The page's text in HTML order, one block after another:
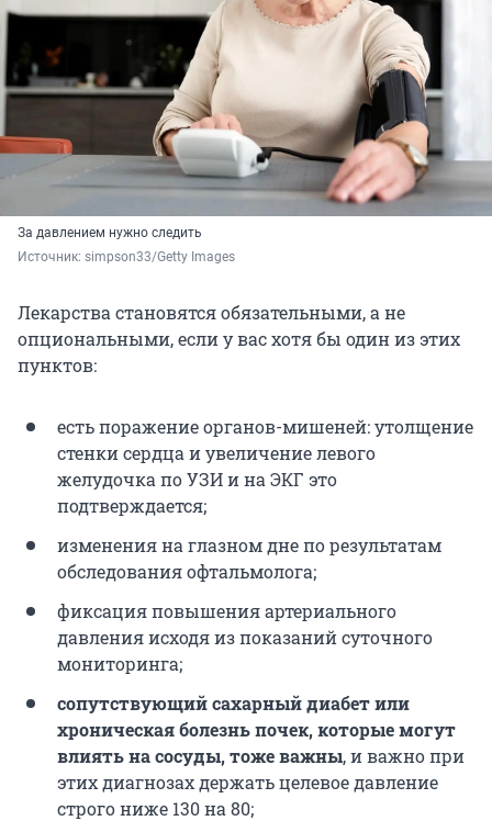
За давлением нужно следить
Источник: simpson33/Getty Images
Лекарства становятся обязательными, а не
опциональными, если у вас хотя бы один из этих
пунктов:
есть поражение органов-мишеней: утолщение
стенки сердца и увеличение левого
желудочка по УЗИ и на ЭКГ это
подтверждается;
изменения на глазном дне по результатам
обследования офтальмолога;
фиксация повышения артериального
давления исходя из показаний суточного
мониторинга;
сопутствующий сахарный диабет или
хроническая болезнь почек, которые могут
влиять на сосуды, тоже важны, и важно при
этих диагнозах держать целевое давление
строго ниже 130 на 80;